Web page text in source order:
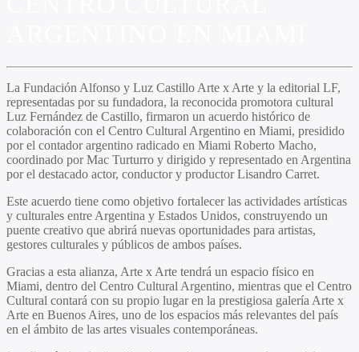
La Fundación Alfonso y Luz Castillo Arte x Arte y la editorial LF,
representadas por su fundadora, la reconocida promotora cultural
Luz Fernández de Castillo, firmaron un acuerdo histórico de
colaboración con el Centro Cultural Argentino en Miami, presidido
por el contador argentino radicado en Miami Roberto Macho,
coordinado porMac Turturro y dirigido y representado en Argentina
por el destacado actor, conductor y productorLisandro Carret.
Este acuerdo tiene como objetivo fortalecer las actividades artísticas
y culturales entre Argentina y Estados Unidos, construyendo un
puente creativo que abrirá nuevas oportunidades para artistas,
gestores culturales y públicos de ambos países.
Gracias a esta alianza, Arte x Arte tendrá un espacio físico en
Miami, dentro del Centro Cultural Argentino, mientras que el Centro
Cultural contará con su propio lugar en la prestigiosa galería Arte x
Arte en Buenos Aires, uno de los espacios más relevantes del país
en el ámbito de las artes visuales contemporáneas.